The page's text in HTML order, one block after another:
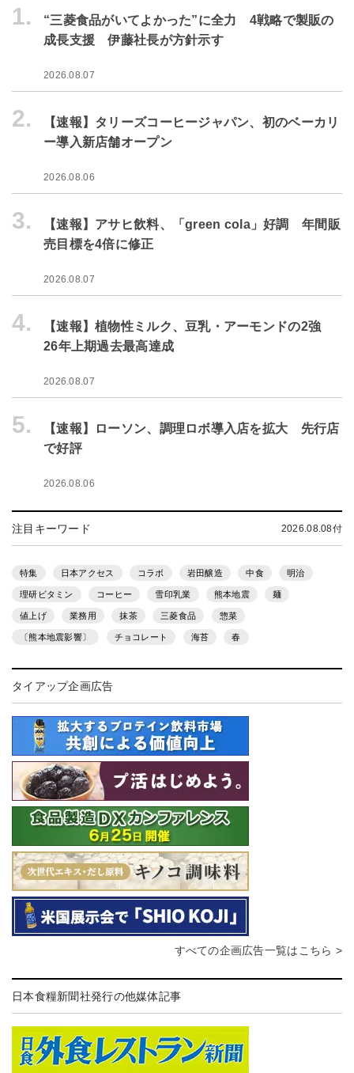
1.
“三菱食品がいてよかった”に全力 4戦略で製販の
成長支援 伊藤社長が方針示す
2026.08.07
2.
【速報】タリーズコーヒージャパン、初のベーカリ
ー導入新店舗オープン
2026.08.06
3.
【速報】アサヒ飲料、「green cola」好調 年間販
売目標を4倍に修正
2026.08.07
4.
【速報】植物性ミルク、豆乳・アーモンドの2強
26年上期過去最高達成
2026.08.07
5.
【速報】ローソン、調理ロボ導入店を拡大 先行店
で好評
2026.08.06
注目キーワード 2026.08.08付
特集 日本アクセス コラボ 岩田醸造 中食 明治
理研ビタミン コーヒー 雪印乳業 熊本地震 麺
値上げ 業務用 抹茶 三菱食品 惣菜
〔熊本地震影響〕 チョコレート 海苔 春
タイアップ企画広告
すべての企画広告一覧はこちら >
日本食糧新聞社発行の他媒体記事